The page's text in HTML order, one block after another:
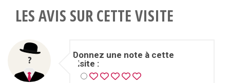
LES AVIS SUR CETTE VISITE
Donnez une note à cette
visite :